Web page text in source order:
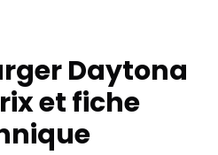
Daytona
et fiche